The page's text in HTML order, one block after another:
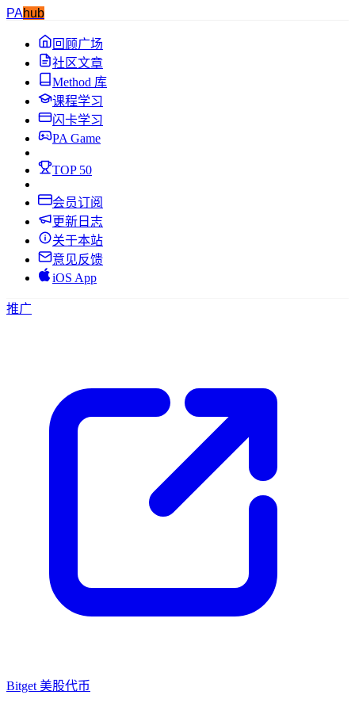
PAhub
回顾广场
社区文章
Method 库
课程学习
闪卡学习
PA Game
TOP 50
会员订阅
更新日志
关于本站
意见反馈
iOS App
推广
Bitget 美股代币